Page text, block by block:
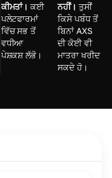
ਕੀਮਤਾਂ। ਕਈ
ਪਲੇਟਫਾਰਮਾਂ
ਵਿੱਚ ਸਭ ਤੋਂ
ਵਧੀਆ
ਪੇਸ਼ਕਸ਼ ਲੱਭੋ।
ਨਹੀਂ। ਤੁਸੀਂ
ਕਿਸੇ ਪਬੰਧ ਤੋਂ
ਬਿਨਾਂ AXS
ਦੀ ਕੋਈ ਵੀ
ਮਾਤਰਾ ਖਰੀਦ
ਸਕਦੇ ਹੋ।